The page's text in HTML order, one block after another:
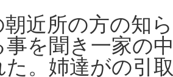
朝近所の方の知
事を聞き一家の
た。姉達がの引